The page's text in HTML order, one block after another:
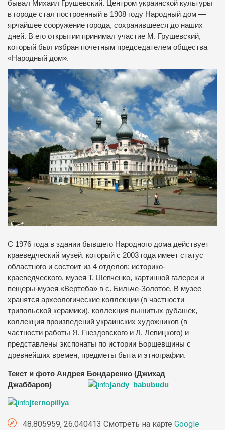
бывал Михаил Грушевский. Центром украинской культуры
в городе стал построенный в 1908 году Народный дом —
ярчайшее сооружение города, сохранившееся до наших
дней. В его открытии принимал участие М. Грушевский,
который был избран почетным председателем общества
«Народный дом».
С 1976 года в здании бывшего Народного дома действует
краеведческий музей, который с 2003 года имеет статус
областного и состоит из 4 отделов: историко-
краеведческого, музея Т. Шевченко, картинной галереи и
пещеры-музея «Вертеба» в с. Бильче-Золотое. В музее
хранятся археологические коллекции (в частности
трипольской керамики), коллекция вышитых рубашек,
коллекция произведений украинских художников (в
частности работы Я. Гнездовского и Л. Левицкого) и
представлены экспонаты по истории Борщевщины с
древнейших времен, предметы быта и этнографии.
Текст и фото Андрея Бондаренко (Джихад
Джаббаров)
andy_babubudu
ternopillya
48.805959, 26.040413 Смотреть на карте Google